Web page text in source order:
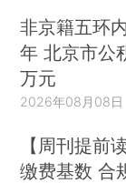
非京籍五环
年 北京市公
万元
2026年08月08日
【周刊提前
缴费基数 合